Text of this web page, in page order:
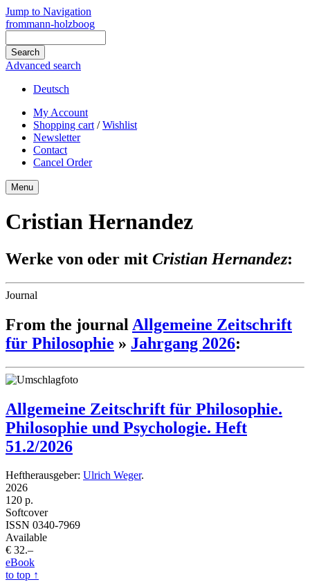
Jump to Navigation
frommann-holzboog
Advanced search
Deutsch
My Account
Shopping cart /Wishlist
Newsletter
Contact
Cancel Order
Menu
Cristian Hernandez
Werke von oder mit Cristian Hernandez:
Journal
From the journal Allgemeine Zeitschrift
für Philosophie » Jahrgang 2026:
Allgemeine Zeitschrift für Philosophie.
Philosophie und Psychologie. Heft
51.2/2026
Heftherausgeber: Ulrich Weger.
2026
120 p.
Softcover
ISSN 0340-7969
Available
€ 32.–
eBook
to top ↑